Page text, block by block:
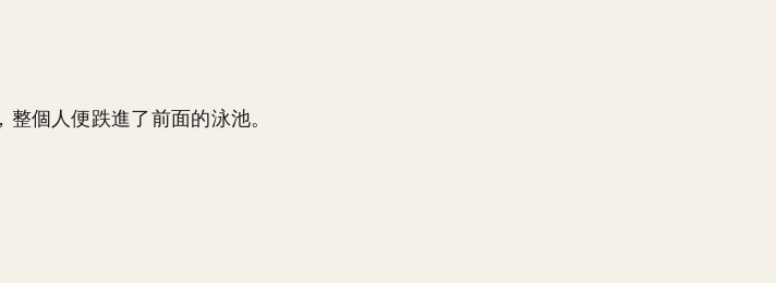
，整個人便跌進了前面的泳池。